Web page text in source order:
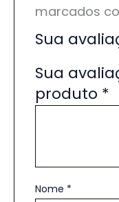
marcados
Sua
Sua
produto *
Nome *